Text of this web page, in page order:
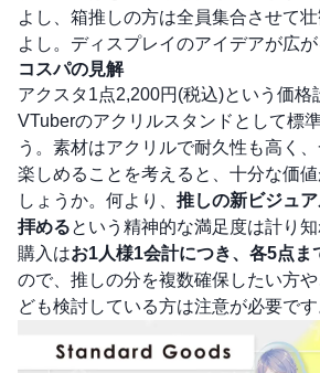
よし、箱推しの方は全員集合させて
よし。ディスプレイのアイデアが広
コスパの見解
アクスタ1点2,200円(税込)という価格
VTuberのアクリルスタンドとして標
う。素材はアクリルで耐久性も高く
楽しめることを考えると、十分な価
しょうか。何より、 推しの新ビジュ
拝めるという精神的な満足度は計り知
購入はお1人様1会計につき、各5点ま
ので、推しの分を複数確保したい方
ども検討している方は注意が必要です